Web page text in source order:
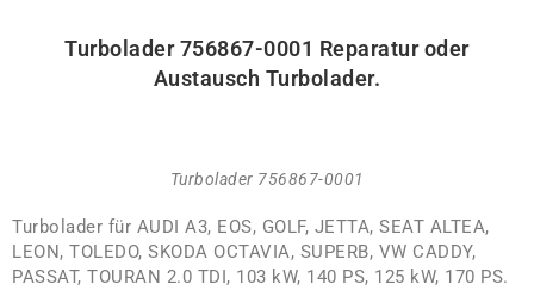
Turbolader756867-0001 Reparatur oder
Austausch Turbolader.
Turbolader 756867-0001
Turbolader für AUDI A3, EOS, GOLF, JETTA, SEAT ALTEA,
LEON, TOLEDO, SKODA OCTAVIA, SUPERB, VW CADDY,
PASSAT, TOURAN 2.0 TDI, 103 kW, 140 PS, 125 kW, 170 PS.